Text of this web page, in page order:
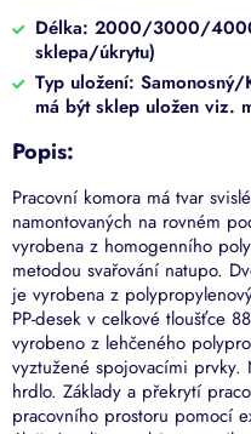
Délka: 2000/3000/
sklepa/úkrytu)
Typ uložení:
má být sklep uložen viz.
Popis:
Pracovní komora má tvar
namontovaných na rovném
vyrobena z homogenního
metodou svařování natupo.
je vyrobena z
PP-desek v celkové tloušťce
vyrobeno z lehčeného
vyztužené spojovacími
hrdlo. Základy a překrytí
pracovního prostoru pomocí